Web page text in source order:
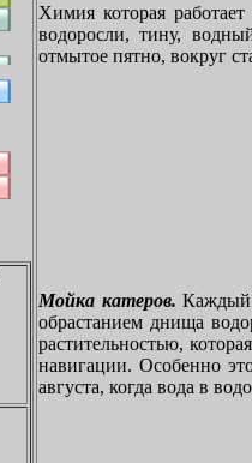
Химия которая
водоросли, тину,
отмытое пятно, вокруг
Мойка катеров. Каждый
обрастанием днища
растительностью,
навигации. Особенно
августа, когда вода в